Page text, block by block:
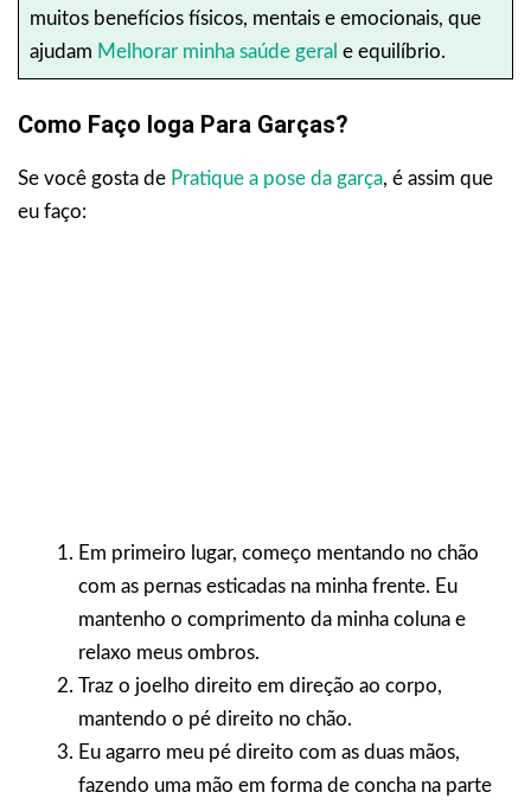
muitos benefícios físicos, mentais e emocionais, que
ajudam Melhorar minha saúde geral e equilíbrio.
Como Faço Ioga Para Garças?
Se você gosta de Pratique a pose da garça, é assim que
eu faço:
Em primeiro lugar, começo mentando no chão
com as pernas esticadas na minha frente. Eu
mantenho o comprimento da minha coluna e
relaxo meus ombros.
Traz o joelho direito em direção ao corpo,
mantendo o pé direito no chão.
Eu agarro meu pé direito com as duas mãos,
fazendo uma mão em forma de concha na parte